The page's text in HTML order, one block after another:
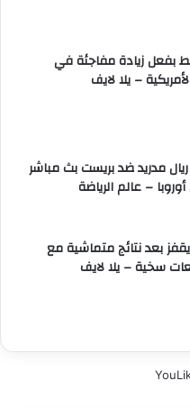
بفعل زيادة مفاجئة في
– يلا لايف
مدريد ضد بريست بث مباشر
– عالم الرياضة
بعد نتائج متماشية مع
سخية – يلا لايف